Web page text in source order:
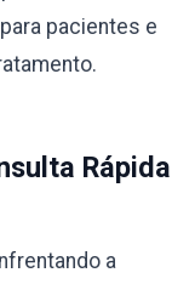
pacientes e
Rápida
a